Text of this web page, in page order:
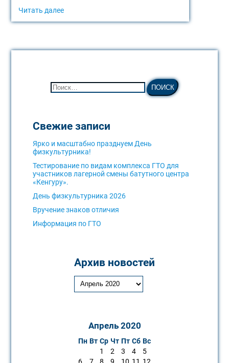
Читать далее
Свежие записи
Ярко и масштабно празднуем День
физкультурника!
Тестирование по видам комплекса ГТО для
участников лагерной смены батутного центра
«Кенгуру».
День физкультурника 2026
Вручение знаков отличия
Информация по ГТО
Архив новостей
Апрель 2020
Пн Вт Ср Чт Пт Сб Вс
1
2 3 4
5
6
7 8 9 10 11 12